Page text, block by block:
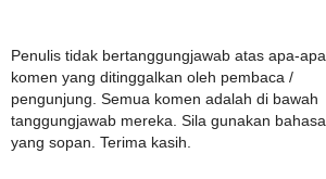
Penulis tidak bertanggungjawab atas apa-apa
komen yang ditinggalkan oleh pembaca /
pengunjung. Semua komen adalah di bawah
tanggungjawab mereka. Sila gunakan bahasa
yang sopan. Terima kasih.